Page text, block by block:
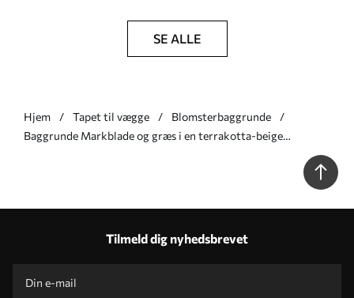
SE ALLE
Hjem Tapet til vægge
Blomsterbaggrunde
Baggrunde Markblade og græs i en terrakotta-beige
Tilmeld dig nyhedsbrevet